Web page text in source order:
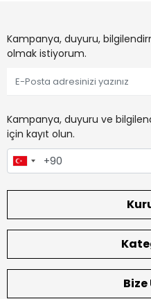
Kampanya, duyuru,
olmak istiyorum.
Kampanya, duyuru ve
için kayıt olun.
Bize